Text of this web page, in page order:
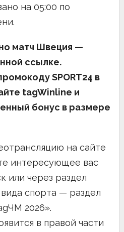
на 05:00 по
матч Швеция —
ссылке.
SPORT24 в
tagWinline и
бонус в размере
на сайте
интересующее вас
или через раздел
спорта — раздел
2026».
в правой части